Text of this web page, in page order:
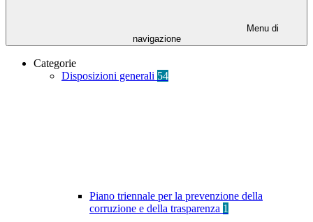
Menu di
navigazione
Categorie
Disposizioni generali 54
Piano triennale per la prevenzione della
corruzione e della trasparenza 1